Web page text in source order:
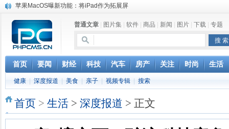
苹果MacOS曝新功能：将iPad作为拓展屏
苹果与高通和解 英特尔失去重要移动客户
小米高管：虽然高通与苹果和解，但5G iPhone最快明年下半年发布
iOS 13加入黑暗模式 多功能加持6月份见
高通与苹果达成和解，双方达成6年许可协议
巴黎圣母院大火肆虐，人类文明的一场浩劫
奔驰维权女车主捅出了一个最大的瓜
普通文章 图片集 软件 商品 新闻 图片 下载 专题
首页 要闻 财经 科技 汽车 房产 关注 时尚 生活
健康 深度报道 美食 亲子 视频专辑 搜索
首页 > 生活 > 深度报道 > 正文